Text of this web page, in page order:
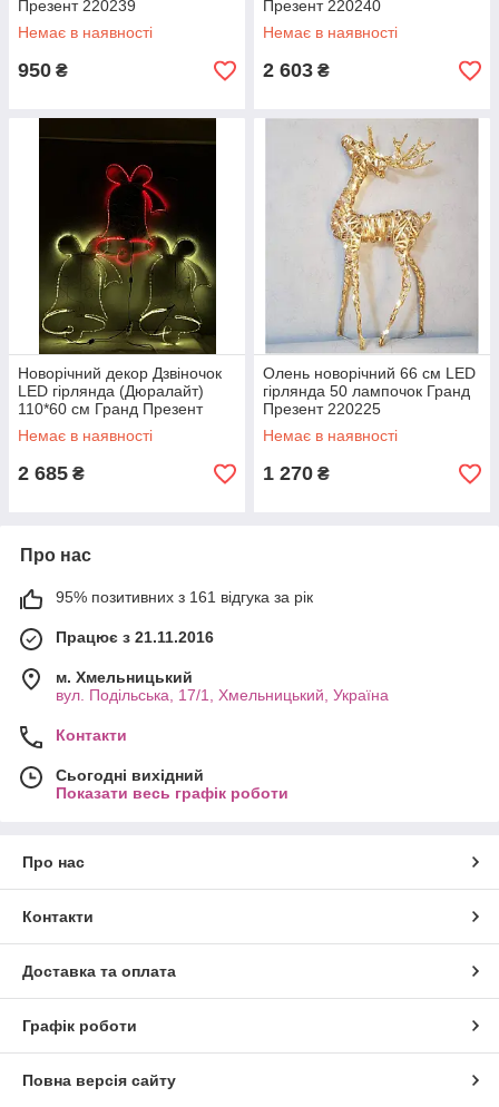
Презент 220239
Немає в наявності
950 ₴
Презент 220240
Немає в наявності
2 603 ₴
Новорічний декор Дзвіночок
LED гірлянда (Дюралайт)
110*60 см Гранд Презент
220242
Немає в наявності
2 685 ₴
Олень новорічний 66 см LED
гірлянда 50 лампочок Гранд
Презент 220225
Немає в наявності
1 270 ₴
Про нас
95% позитивних з 161 відгука за рік
Працює з 21.11.2016
м. Хмельницький
вул. Подільська, 17/1, Хмельницький, Україна
Контакти
Сьогодні вихідний
Показати весь графік роботи
Про нас
Контакти
Доставка та оплата
Графік роботи
Повна версія сайту